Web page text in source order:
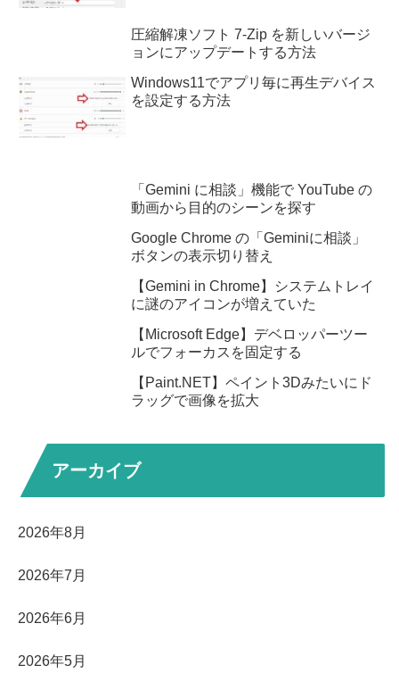
圧縮解凍ソフト 7-Zip を新しいバージ
ョンにアップデートする方法
Windows11でアプリ毎に再生デバイス
を設定する方法
「Gemini に相談」機能で YouTube の
動画から目的のシーンを探す
Google Chrome の「Geminiに相談」
ボタンの表示切り替え
【Gemini in Chrome】システムトレイ
に謎のアイコンが増えていた
【Microsoft Edge】デベロッパーツー
ルでフォーカスを固定する
【Paint.NET】ペイント3Dみたいにド
ラッグで画像を拡大
アーカイブ
2026年8月
2026年7月
2026年6月
2026年5月